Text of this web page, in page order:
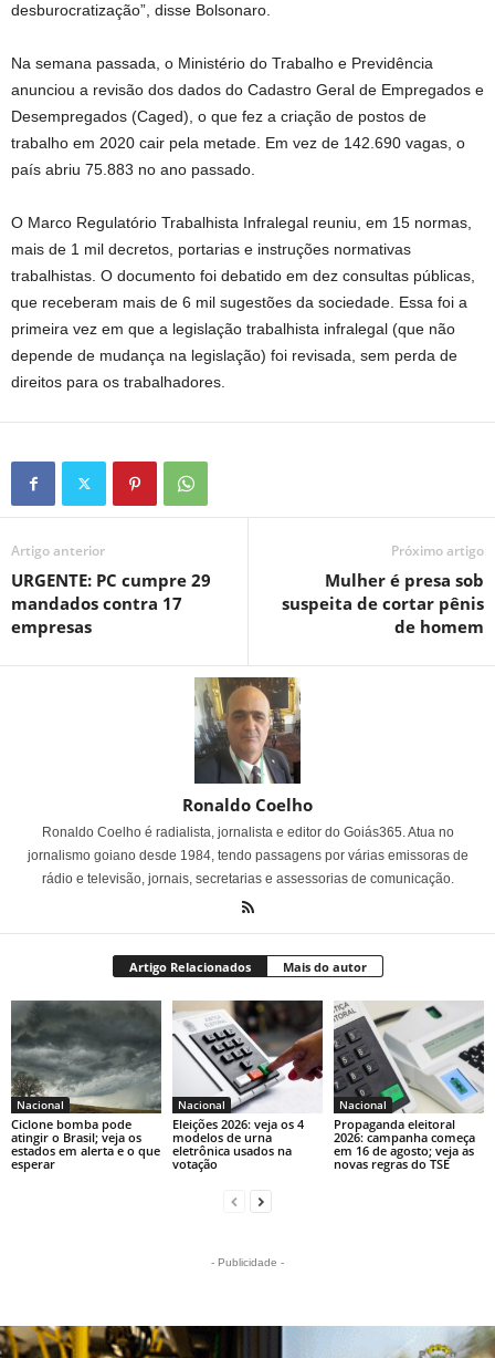
desburocratização”, disse Bolsonaro.
Na semana passada, o Ministério do Trabalho e Previdência
anunciou a revisão dos dados do Cadastro Geral de Empregados e
Desempregados (Caged), o que fez a criação de postos de
trabalho em 2020 cair pela metade. Em vez de 142.690 vagas, o
país abriu 75.883 no ano passado.
O Marco Regulatório Trabalhista Infralegal reuniu, em 15 normas,
mais de 1 mil decretos, portarias e instruções normativas
trabalhistas. O documento foi debatido em dez consultas públicas,
que receberam mais de 6 mil sugestões da sociedade. Essa foi a
primeira vez em que a legislação trabalhista infralegal (que não
depende de mudança na legislação) foi revisada, sem perda de
direitos para os trabalhadores.
Artigo anterior
URGENTE: PC cumpre 29
mandados contra 17
empresas
Próximo artigo
Mulher é presa sob
suspeita de cortar pênis
de homem
Ronaldo Coelho
Ronaldo Coelho é radialista, jornalista e editor do Goiás365. Atua no
jornalismo goiano desde 1984, tendo passagens por várias emissoras de
rádio e televisão, jornais, secretarias e assessorias de comunicação.
Artigo Relacionados Mais do autor
Nacional
Ciclone bomba pode
atingir o Brasil; veja os
estados em alerta e o que
esperar
Nacional
Eleições 2026: veja os 4
modelos de urna
eletrônica usados na
votação
Nacional
Propaganda eleitoral
2026: campanha começa
em 16 de agosto; veja as
novas regras do TSE
- Publicidade -